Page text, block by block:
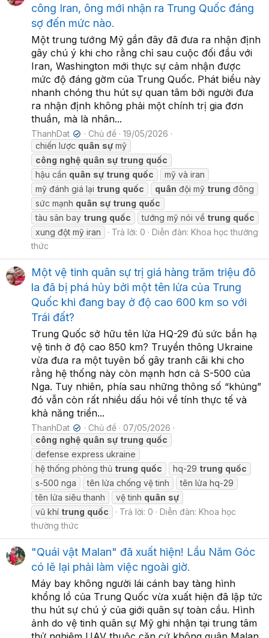
công Iran, ông mới nhận ra Trung Quốc đáng
sợ đến mức nào.
Một trung tướng Mỹ gần đây đã đưa ra nhận định
gây chú ý khi cho rằng chỉ sau cuộc đối đầu với
Iran, Washington mới thực sự cảm nhận được
mức độ đáng gờm của Trung Quốc. Phát biểu này
nhanh chóng thu hút sự quan tâm bởi người đưa
ra nhận định không phải một chính trị gia đơn
thuần, mà là nhân...
ThanhDat ✔ Chủ đề
19/05/2026
chiến lược quân sự mỹ
công nghệ quân sự trung quốc
hậu cần quân sự trung quốc
mỹ và iran
mỹ đánh giá lại trung quốc quân đội mỹ trung đông
sức mạnh quân sự trung quốc
tàu sân bay trung quốc tướng mỹ nói về trung quốc
xung đột mỹ iran
Trả lời: 0 Diễn đàn: Khoa học thường
thức
Một vệ tinh quân sự trị giá hàng trăm triệu đô
la đã bị phá hủy bởi một tên lửa của Trung
Quốc khi đang bay ở độ cao 600 km so với
Trái đất?
Trung Quốc sở hữu tên lửa HQ-29 đủ sức bắn hạ
vệ tinh ở độ cao 850 km? Truyền thông Ukraine
vừa đưa ra một tuyên bố gây tranh cãi khi cho
rằng hệ thống này còn mạnh hơn cả S-500 của
Nga. Tuy nhiên, phía sau những thông số “khủng”
đó vẫn còn rất nhiều dấu hỏi về tính thực tế và
khả năng triển...
ThanhDat ✔ Chủ đề
07/05/2026
công nghệ quân sự trung quốc
defense express ukraine
hệ thống phòng thủ trung quốc hq-29 trung quốc
s-500 nga
tên lửa chống vệ tinh
tên lửa hq-29
tên lửa siêu thanh
vệ tinh quân sự
vũ khí trung quốc Trả lời: 0 Diễn đàn: Khoa học
thường thức
"Quái vật Malan" đã xuất hiện! Lầu Năm Góc
có lẽ lại phải làm việc ngoài giờ.
Máy bay không người lái cánh bay tàng hình
khổng lồ của Trung Quốc vừa xuất hiện đã lập tức
thu hút sự chú ý của giới quân sự toàn cầu. Hình
ảnh do vệ tinh quân sự Mỹ ghi nhận tại trung tâm